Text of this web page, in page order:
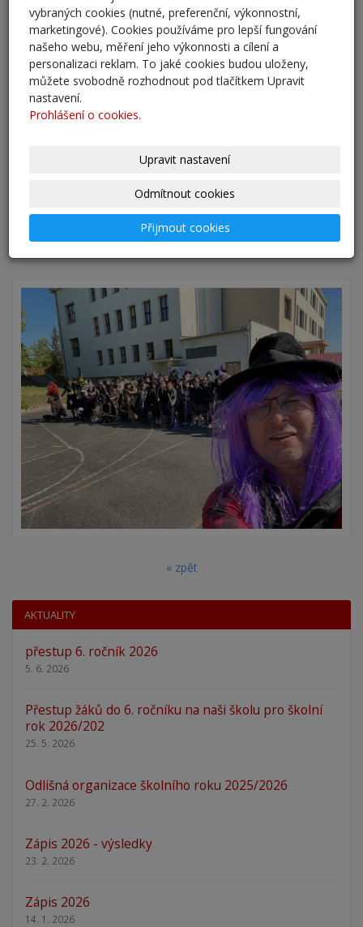
« zpět
AKTUALITY
přestup 6. ročník 2026
5. 6. 2026
Přestup žáků do 6. ročníku na naši školu pro školní
rok 2026/202
25. 5. 2026
Odlišná organizace školního roku 2025/2026
27. 2. 2026
Zápis 2026 - výsledky
23. 2. 2026
Zápis 2026
14. 1. 2026
vybraných cookies (nutné, preferenční, výkonnostní,
marketingové). Cookies používáme pro lepší fungování
našeho webu, měření jeho výkonnosti a cílení a
personalizaci reklam. To jaké cookies budou uloženy,
můžete svobodně rozhodnout pod tlačítkem Upravit
nastavení.
Prohlášení o cookies.
Upravit nastavení
Odmítnout cookies
Přijmout cookies